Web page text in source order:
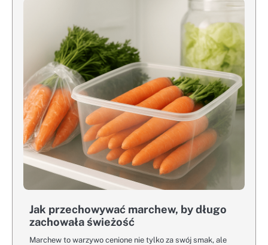
Jak przechowywać marchew, by długo
zachowała świeżość
Marchew to warzywo cenione nie tylko za swój smak, ale